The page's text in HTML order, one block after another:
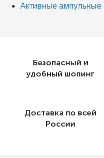
Активные ампульные
Безопасный и
удобный шопинг
Доставка по всей
России